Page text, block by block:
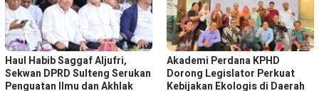
Haul Habib Saggaf Aljufri,
Sekwan DPRD Sulteng Serukan
Penguatan Ilmu dan Akhlak
Akademi Perdana KPHD
Dorong Legislator Perkuat
Kebijakan Ekologis di Daerah